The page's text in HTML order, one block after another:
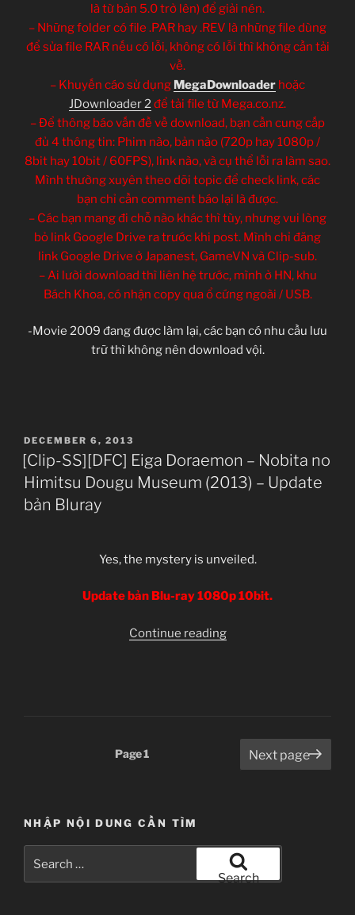
là từ bản 5.0 trở lên) để giải nén.
– Những folder có file .PAR hay .REV là những file dùng
để sửa file RAR nếu có lỗi, không có lỗi thì không cần tải
về.
– Khuyến cáo sử dụng MegaDownloader hoặc
JDownloader 2 để tải file từ Mega.co.nz.
– Để thông báo vấn đề về download, bạn cần cung cấp
đủ 4 thông tin: Phim nào, bản nào (720p hay 1080p /
8bit hay 10bit / 60FPS), link nào, và cụ thể lỗi ra làm sao.
Mình thường xuyên theo dõi topic để check link, các
bạn chỉ cần comment báo lại là được.
– Các bạn mang đi chỗ nào khác thì tùy, nhưng vui lòng
bỏ link Google Drive ra trước khi post. Mình chỉ đăng
link Google Drive ở Japanest, GameVN và Clip-sub.
– Ai lười download thì liên hệ trước, mình ở HN, khu
Bách Khoa, có nhận copy qua ổ cứng ngoài / USB.
-Movie 2009 đang được làm lại, các bạn có nhu cầu lưu
trữ thì không nên download vội.
POSTED
ON
DECEMBER 6, 2013
[Clip-SS][DFC] Eiga Doraemon – Nobita no
Himitsu Dougu Museum (2013) – Update
bản Bluray
Yes, the mystery is unveiled.
Update bản Blu-ray 1080p 10bit.
Continue reading“[Clip-
Nobita
(2013)
–
Update
Page1 Next page
NHẬP NỘI DUNG CẦN TÌM
Search